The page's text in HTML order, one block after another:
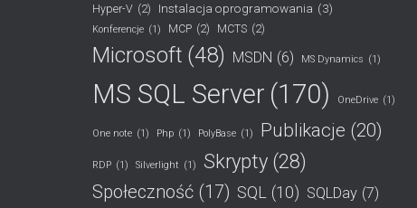
Hyper-V (2) Instalacja oprogramowania (3)
Konferencje (1) MCP (2) MCTS (2)
Microsoft (48) MSDN (6) MS Dynamics (1)
MS SQL Server (170) OneDrive (1)
One note (1) Php (1) PolyBase (1) Publikacje (20)
RDP (1) Silverlight (1) Skrypty (28)
Społeczność (17) SQL (10) SQLDay (7)